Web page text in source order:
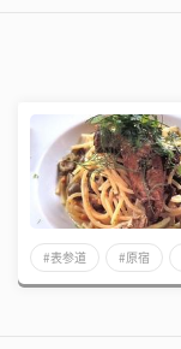
#表参道 #原宿